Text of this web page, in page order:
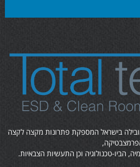
בישראל המספקת פתרונות מקצה לקצה